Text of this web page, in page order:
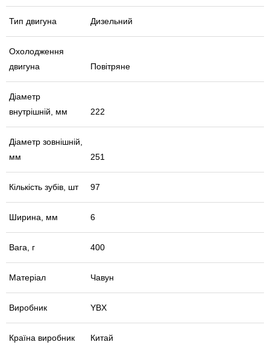
Тип двигуна Дизельний
Охолодження
двигуна
Повітряне
Діаметр
внутрішній, мм
222
Діаметр зовнішній,
мм
251
Кількість зубів, шт 97
Ширина, мм 6
Вага, г 400
Матеріал Чавун
Виробник YBX
Країна виробник Китай